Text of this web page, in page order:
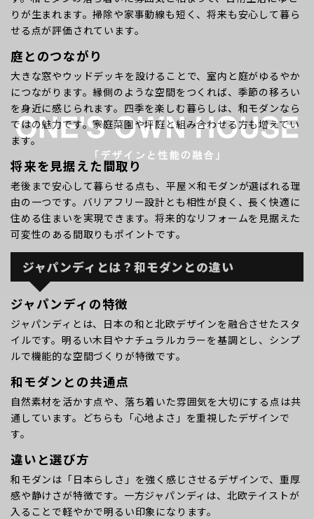
りが生まれます。掃除や家事動線も短く、将来も安心して暮ら
せる点が評価されています。
庭とのつながり
大きな窓やウッドデッキを設けることで、室内と庭がゆるやか
につながります。縁側のような空間をつくれば、季節の移ろい
を身近に感じられます。四季を楽しむ暮らしは、和モダンなら
ではの魅力です。家庭菜園や坪庭と組み合わせる方も増えてい
ます。
将来を見据えた間取り
老後まで安心して暮らせる点も、平屋×和モダンが選ばれる理
由の一つです。バリアフリー設計とも相性が良く、長く快適に
住める住まいを実現できます。将来的なリフォームを見据えた
可変性のある間取りもポイントです。
ジャパンディとは？和モダンとの違い
ジャパンディの特徴
ジャパンディとは、日本の和と北欧デザインを融合させたスタ
イルです。明るい木目やナチュラルカラーを基調とし、シンプ
ルで機能的な空間づくりが特徴です。
和モダンとの共通点
自然素材を活かす点や、落ち着いた雰囲気を大切にする点は共
通しています。どちらも「心地よさ」を重視したデザインで
す。
違いと選び方
和モダンは「日本らしさ」を強く感じさせるデザインで、重厚
感や静けさが特徴です。一方ジャパンディは、北欧テイストが
入ることで軽やかで明るい印象になります。